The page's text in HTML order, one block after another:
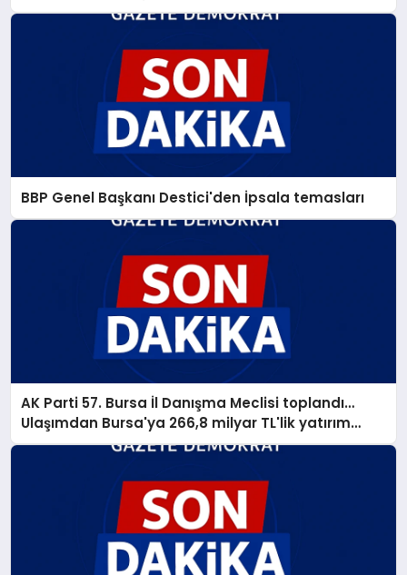
BBP Genel Başkanı Destici'den İpsala temasları
AK Parti 57. Bursa İl Danışma Meclisi toplandı…
Ulaşımdan Bursa'ya 266,8 milyar TL'lik yatırım
müjdesi